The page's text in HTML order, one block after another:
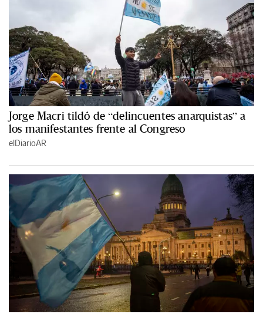
Jorge Macri tildó de “delincuentes anarquistas” a
los manifestantes frente al Congreso
elDiarioAR